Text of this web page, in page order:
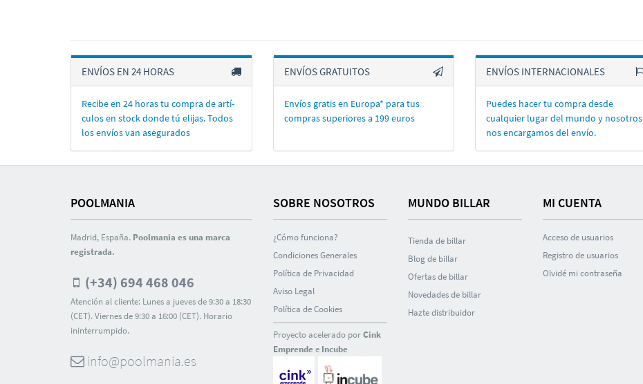
ENVÍOS EN 24 HORAS
Recibe en 24 horas tu compra de artí­
culos en stock donde tú elijas. Todos
los enví­os van asegurados
ENVÍOS GRATUITOS
Envíos gratis en Europa* para tus
compras superiores a 199 euros
ENVÍOS INTERNACIONALES
Puedes hacer tu compra desde
cualquier lugar del mundo y nosotros
nos encargamos del enví­o.
POOLMANIA
Madrid, España. Poolmania es una marca
registrada.
(+34) 694 468 046
Atención al cliente: Lunes a jueves de 9:30 a 18:30
(CET). Viernes de 9:30 a 16:00 (CET). Horario
ininterrumpido.
info@poolmania.es
SOBRE NOSOTROS
¿Cómo funciona?
Condiciones Generales
Polí­tica de Privacidad
Aviso Legal
Polí­tica de Cookies
Proyecto acelerado porCink
Emprendee Incube
MUNDO BILLAR
Tienda de billar
Blog de billar
Ofertas de billar
Novedades de billar
Hazte distribuidor
MI CUENTA
Acceso de usuarios
Registro de usuarios
Olvidé mi contraseña